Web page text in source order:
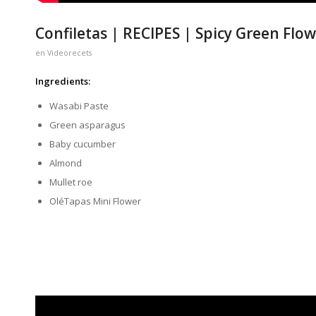
Confiletas | RECIPES | Spicy Green
en Videorecets
Ingredients:
Wasabi Paste
Green asparagus
Baby cucumber
Almond
Mullet roe
OléTapas Mini Flower